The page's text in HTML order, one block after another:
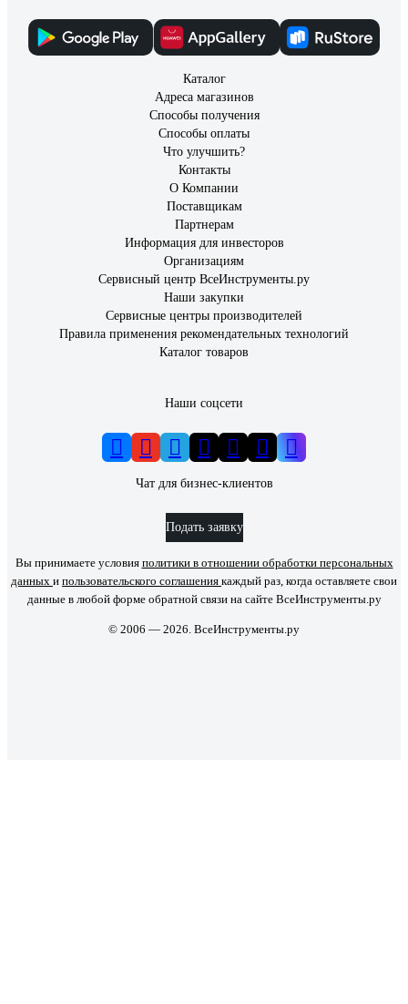
Каталог
Адреса магазинов
Способы получения
Способы оплаты
Что улучшить?
Контакты
О Компании
Поставщикам
Партнерам
Информация для инвесторов
Организациям
Сервисный центр ВсеИнструменты.ру
Наши закупки
Сервисные центры производителей
Правила применения рекомендательных технологий
Каталог товаров
Наши соцсети
Чат для бизнес-клиентов
Подать заявку
Вы принимаете условия политики в отношении обработки персональных
данных и пользовательского соглашения каждый раз, когда оставляете свои
данные в любой форме обратной связи на сайте ВсеИнструменты.ру
© 2006 — 2026. ВсеИнструменты.ру